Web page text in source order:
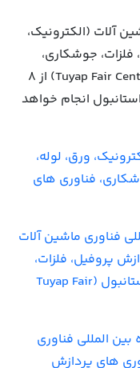
آلات (الکترونیک،
فلزات، جوشکاری،
فناوری های رباتیک) ترکیه استانبول (Tuyap Fair Center) از 8
استانبول انجام خواهد
ورق، لوله،
فناوری های
فناوری ماشین آلات
پروفیل، فلزات،
جوشکاری، فناوری های رباتیک) ترکیه استانبول (Tuyap Fair
المللی فناوری
های پردازش